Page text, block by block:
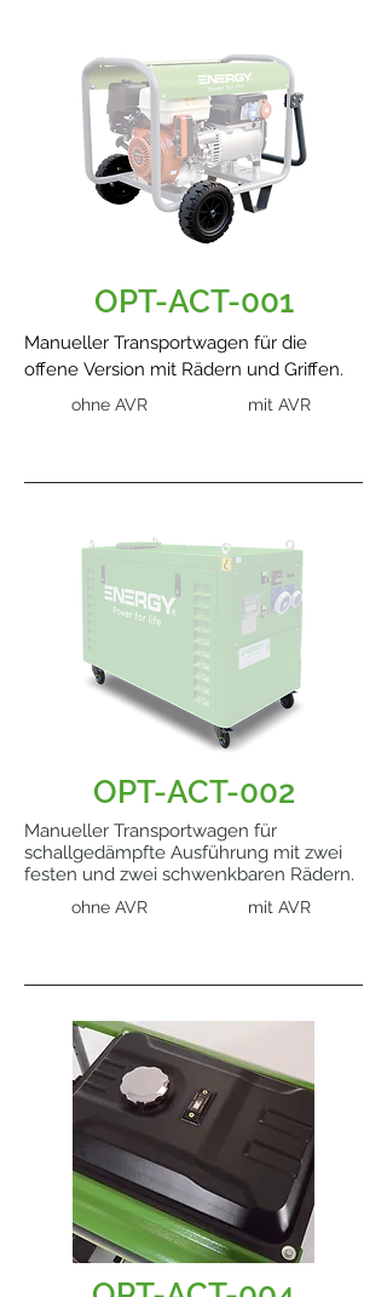
OPT-ACT-001
Manueller Transportwagen für die
offene Version mit Rädern und Griffen.
ohne AVR mit AVR
OPT-ACT-002
Manueller Transportwagen für
schallgedämpfte Ausführung mit zwei
festen und zwei schwenkbaren Rädern.
ohne AVR mit AVR